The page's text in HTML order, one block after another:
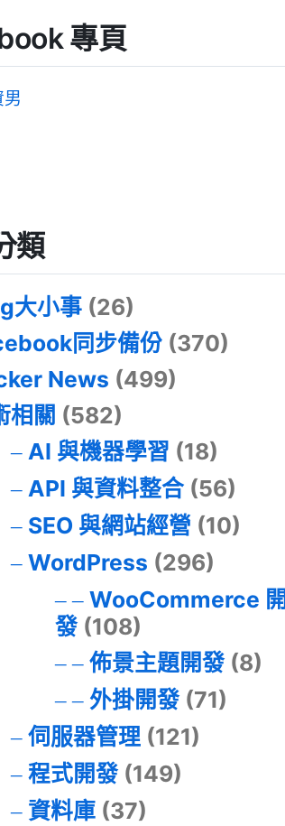
專頁
類
大小事 (26)
同步備份 (370)
News (499)
相關 (582)
AI 與機器學習 (18)
API 與資料整合(56)
SEO 與網站經營 (10)
WordPress (296)
WooCommerce 開
發(108)
佈景主題開發(8)
外掛開發(71)
伺服器管理(121)
程式開發(149)
資料庫(37)